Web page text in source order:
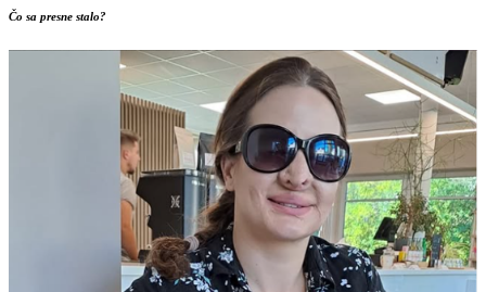
Čo sa presne stalo?